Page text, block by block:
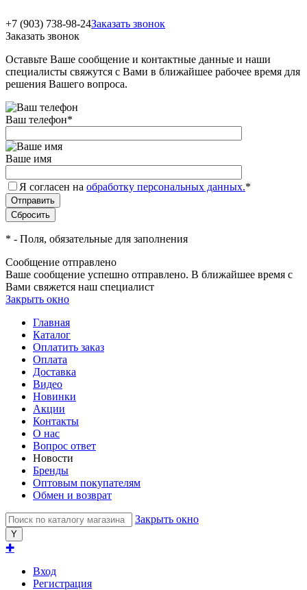
+7 (903) 738-98-24Заказать звонок
Заказать звонок
Оставьте Ваше сообщение и контактные данные и наши
специалисты свяжутся с Вами в ближайшее рабочее время для
решения Вашего вопроса.
Ваш телефон*
Ваше имя
Я согласен на обработку персональных данных.*
* - Поля, обязательные для заполнения
Сообщение отправлено
Ваше сообщение успешно отправлено. В ближайшее время с
Вами свяжется наш специалист
Закрыть окно
Главная
Каталог
Оплатить заказ
Оплата
Доставка
Видео
Новинки
Акции
Контакты
О нас
Вопрос ответ
Новости
Бренды
Оптовым покупателям
Обмен и возврат
Закрыть окно
✚
Вход
Регистрация